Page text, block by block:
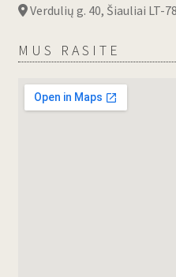
Verdulių g. 40, Šiauliai LT-
MUS RASITE